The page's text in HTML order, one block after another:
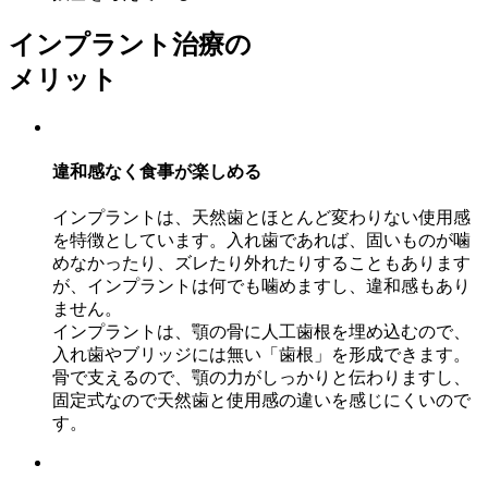
インプラント治療の
メリット
違和感なく食事が楽しめる
インプラントは、天然歯とほとんど変わりない使用感
を特徴としています。入れ歯であれば、固いものが噛
めなかったり、ズレたり外れたりすることもあります
が、インプラントは何でも噛めますし、違和感もあり
ません。
インプラントは、顎の骨に人工歯根を埋め込むので、
入れ歯やブリッジには無い「歯根」を形成できます。
骨で支えるので、顎の力がしっかりと伝わりますし、
固定式なので天然歯と使用感の違いを感じにくいので
す。